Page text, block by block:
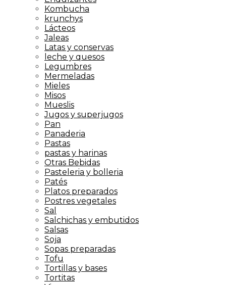
Kombucha
krunchys
Lácteos
Jaleas
Latas y conservas
leche y quesos
Legumbres
Mermeladas
Mieles
Misos
Mueslis
Jugos y superjugos
Pan
Panaderia
Pastas
pastas y harinas
Otras Bebidas
Pasteleria y bolleria
Patés
Platos preparados
Postres vegetales
Sal
Salchichas y embutidos
Salsas
Soja
Sopas preparadas
Tofu
Tortillas y bases
Tortitas